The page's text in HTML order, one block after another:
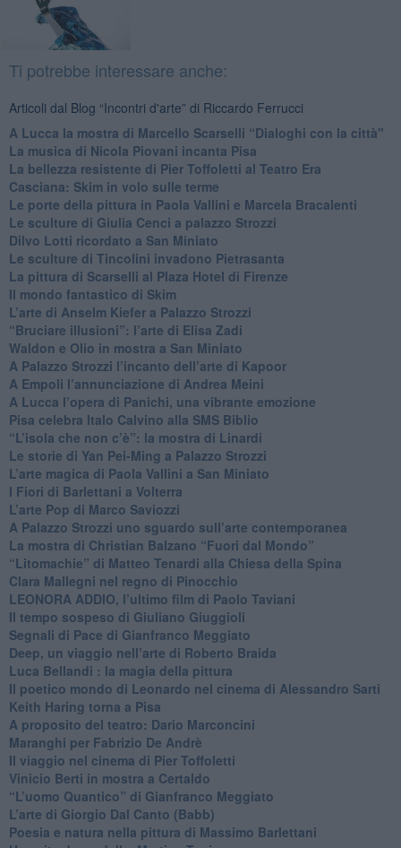
Ti potrebbe interessare anche:
Articoli dal Blog “Incontri d'arte” di Riccardo Ferrucci
A Lucca la mostra di Marcello Scarselli “Dialoghi con la città"
​La musica di Nicola Piovani incanta Pisa
​La bellezza resistente di Pier Toffoletti al Teatro Era
​Casciana: Skim in volo sulle terme
​Le porte della pittura in Paola Vallini e Marcela Bracalenti
​Le sculture di Giulia Cenci a palazzo Strozzi
​Dilvo Lotti ricordato a San Miniato
​Le sculture di Tincolini invadono Pietrasanta
La pittura di Scarselli al Plaza Hotel di Firenze
​Il mondo fantastico di Skim
​L’arte di Anselm Kiefer a Palazzo Strozzi
​“Bruciare illusioni”: l’arte di Elisa Zadi
​Waldon e Olio in mostra a San Miniato
​A Palazzo Strozzi l’incanto dell’arte di Kapoor
​A Empoli l’annunciazione di Andrea Meini
A Lucca l’opera di Panichi, una vibrante emozione
Pisa celebra Italo Calvino alla SMS Biblio
“L’isola che non c’è”: la mostra di Linardi
​Le storie di Yan Pei-Ming a Palazzo Strozzi
​L’arte magica di Paola Vallini a San Miniato
​I Fiori di Barlettani a Volterra
​L’arte Pop di Marco Saviozzi
​A Palazzo Strozzi uno sguardo sull’arte contemporanea
La mostra di Christian Balzano “Fuori dal Mondo”
​“Litomachie” di Matteo Tenardi alla Chiesa della Spina
​Clara Mallegni nel regno di Pinocchio
​LEONORA ADDIO, l’ultimo film di Paolo Taviani
Il tempo sospeso di Giuliano Giuggioli
Segnali di Pace di Gianfranco Meggiato
​Deep, un viaggio nell’arte di Roberto Braida
​Luca Bellandi : la magia della pittura
​Il poetico mondo di Leonardo nel cinema di Alessandro Sarti
​Keith Haring torna a Pisa
​A proposito del teatro: Dario Marconcini
Maranghi per Fabrizio De Andrè
​Il viaggio nel cinema di Pier Toffoletti
Vinicio Berti in mostra a Certaldo
“L’uomo Quantico” di Gianfranco Meggiato
​L’arte di Giorgio Dal Canto (Babb)
Poesia e natura nella pittura di Massimo Barlettani